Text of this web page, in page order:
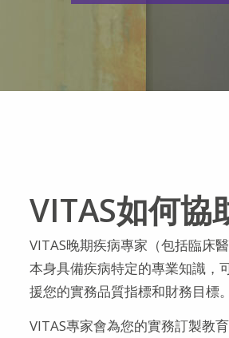
VITAS如何協
VITAS晚期疾病專家（包括臨床
本身具備疾病特定的專業知識，
援您的實務品質指標和財務目標。
VITAS專家會為您的實務訂製教